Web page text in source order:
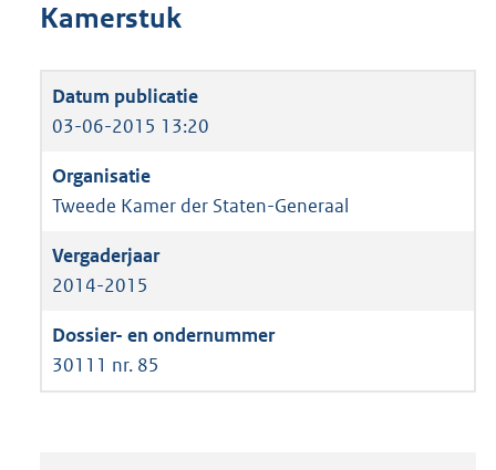
Kamerstuk
03-06-2015 13:20
Tweede Kamer der Staten-Generaal
2014-2015
30111 nr. 85